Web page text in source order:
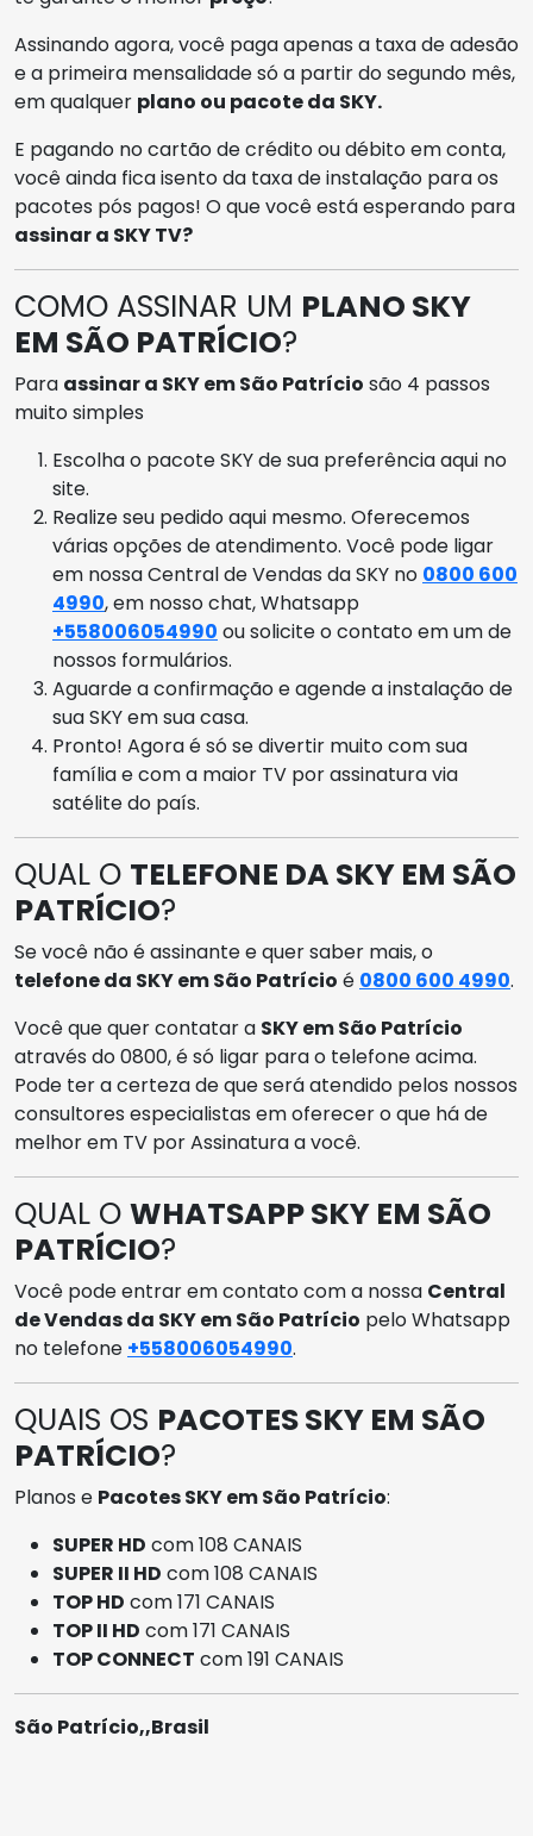
Assinando agora, você paga apenas a taxa de adesão
e a primeira mensalidade só a partir do segundo mês,
em qualquer plano ou pacote da SKY.
E pagando no cartão de crédito ou débito em conta,
você ainda fica isento da taxa de instalação para os
pacotes pós pagos! O que você está esperando para
assinar a SKY TV?
COMO ASSINAR UM PLANO SKY
EM SÃO PATRÍCIO?
Para assinar a SKY em São Patrício são 4 passos
muito simples
Escolha o pacote SKY de sua preferência aqui no
site.
Realize seu pedido aqui mesmo. Oferecemos
várias opções de atendimento. Você pode ligar
em nossa Central de Vendas da SKY no 0800 600
4990, em nosso chat, Whatsapp
+558006054990 ou solicite o contato em um de
nossos formulários.
Aguarde a confirmação e agende a instalação de
sua SKY em sua casa.
Pronto! Agora é só se divertir muito com sua
família e com a maior TV por assinatura via
satélite do país.
QUAL O TELEFONE DA SKY EM SÃO
PATRÍCIO?
Se você não é assinante e quer saber mais, o
telefone da SKY em São Patrício é 0800 600 4990.
Você que quer contatar a SKY em São Patrício
através do 0800, é só ligar para o telefone acima.
Pode ter a certeza de que será atendido pelos nossos
consultores especialistas em oferecer o que há de
melhor em TV por Assinatura a você.
QUAL O WHATSAPP SKY EM SÃO
PATRÍCIO?
Você pode entrar em contato com a nossa Central
de Vendas da SKY em São Patrício pelo Whatsapp
no telefone +558006054990.
QUAIS OS PACOTES SKY EM SÃO
PATRÍCIO?
Planos e Pacotes SKY em São Patrício:
SUPER HD com 108 CANAIS
SUPER II HD com 108 CANAIS
TOP HD com 171 CANAIS
TOP II HD com 171 CANAIS
TOP CONNECT com 191 CANAIS
São Patrício,,Brasil